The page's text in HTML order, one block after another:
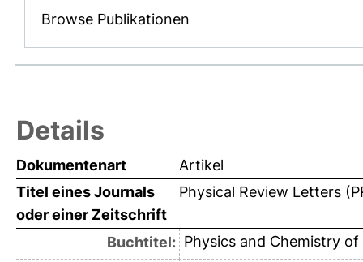
Browse Publikationen
Details
Dokumentenart
Artikel
Titel eines Journals
oder einer Zeitschrift
Physical Review Letters
Buchtitel: Physics and Chemistry of